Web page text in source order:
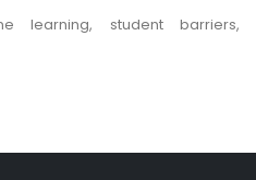
learning, student barriers,